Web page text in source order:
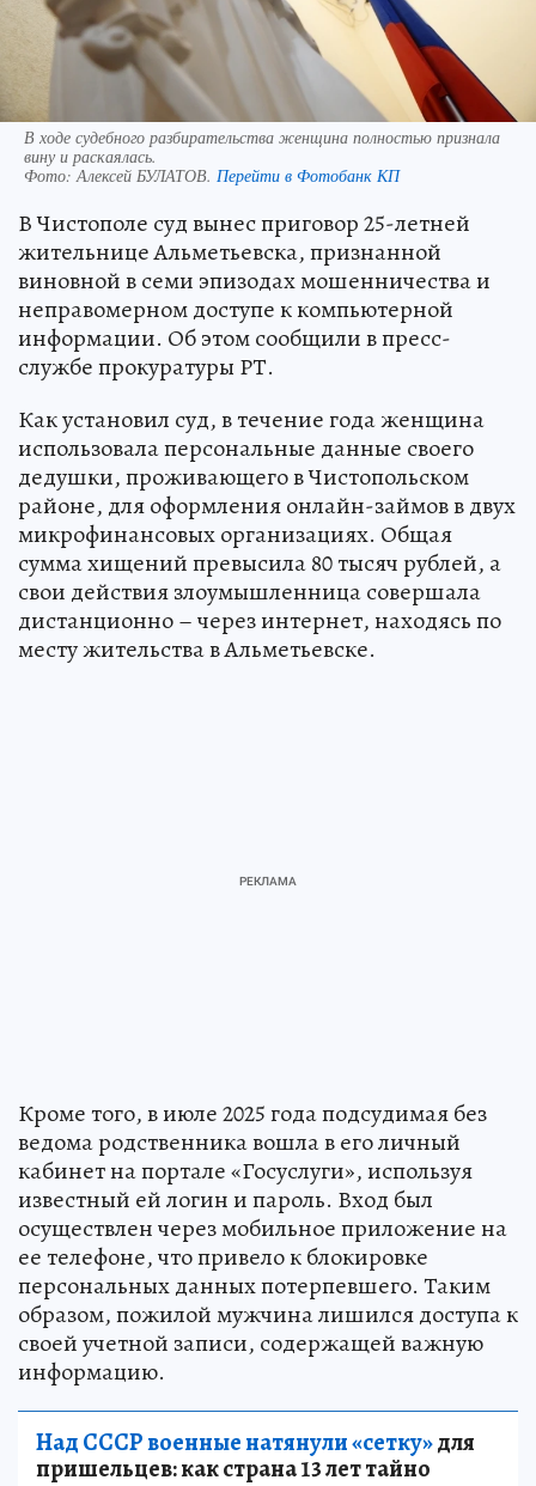
В ходе судебного разбирательства женщина полностью признала
вину и раскаялась.
Фото:Алексей БУЛАТОВ. Перейти в Фотобанк КП
В Чистополе суд вынес приговор 25-летней
жительнице Альметьевска, признанной
виновной в семи эпизодах мошенничества и
неправомерном доступе к компьютерной
информации. Об этом сообщили в пресс-
службе прокуратуры РТ.
Как установил суд, в течение года женщина
использовала персональные данные своего
дедушки, проживающего в Чистопольском
районе, для оформления онлайн-займов в двух
микрофинансовых организациях. Общая
сумма хищений превысила 80 тысяч рублей, а
свои действия злоумышленница совершала
дистанционно – через интернет, находясь по
месту жительства в Альметьевске.
Кроме того, в июле 2025 года подсудимая без
ведома родственника вошла в его личный
кабинет на портале «Госуслуги», используя
известный ей логин и пароль. Вход был
осуществлен через мобильное приложение на
ее телефоне, что привело к блокировке
персональных данных потерпевшего. Таким
образом, пожилой мужчина лишился доступа к
своей учетной записи, содержащей важную
информацию.
Над СССР военные натянули «сетку»для
пришельцев: как страна 13 лет тайно